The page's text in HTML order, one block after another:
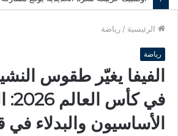
الرئيسية / رياضة
رياضة
الفيفا يغيّر طقوس
في
الأساسيون والبدلاء